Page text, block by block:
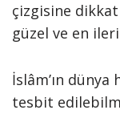
çizgisine
güzel ve en
İslâm’ın
tesbit